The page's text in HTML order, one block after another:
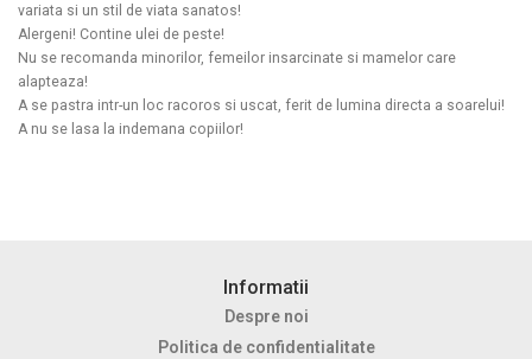
variata si un stil de viata sanatos!
Alergeni! Contine ulei de peste!
Nu se recomanda minorilor, femeilor insarcinate si mamelor care
alapteaza!
A se pastra intr-un loc racoros si uscat, ferit de lumina directa a soarelui!
A nu se lasa la indemana copiilor!
Informatii
Despre noi
Politica de confidentialitate